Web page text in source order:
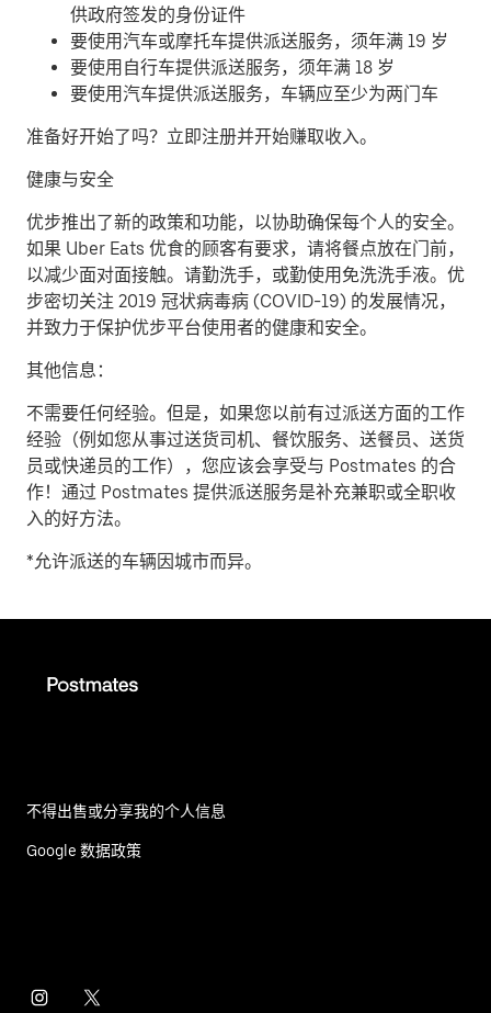
供政府签发的身份证件
要使用汽车或摩托车提供派送服务，须年满 19 岁
要使用自行车提供派送服务，须年满 18 岁
要使用汽车提供派送服务，车辆应至少为两门车
准备好开始了吗？立即注册并开始赚取收入。
健康与安全
优步推出了新的政策和功能，以协助确保每个人的安全。
如果 Uber Eats 优食的顾客有要求，请将餐点放在门前，
以减少面对面接触。请勤洗手，或勤使用免洗洗手液。优
步密切关注 2019 冠状病毒病 (COVID-19) 的发展情况，
并致力于保护优步平台使用者的健康和安全。
其他信息：
不需要任何经验。但是，如果您以前有过派送方面的工作
经验（例如您从事过送货司机、餐饮服务、送餐员、送货
员或快递员的工作），您应该会享受与 Postmates 的合
作！通过 Postmates 提供派送服务是补充兼职或全职收
入的好方法。
*允许派送的车辆因城市而异。
不得出售或分享我的个人信息
Google 数据政策